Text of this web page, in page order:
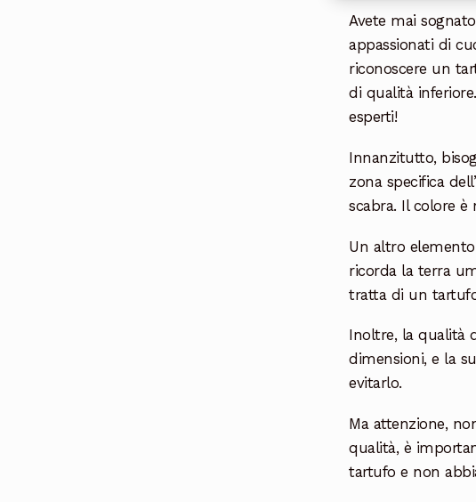
Avete mai
appassionati di
riconoscere un
di qualità
esperti!
Innanzitutto,
zona specifica
scabra. Il colore è
Un altro
ricorda la terra
tratta di un
Inoltre, la qualità
dimensioni, e la
evitarlo.
Ma attenzione,
qualità, è
tartufo e non